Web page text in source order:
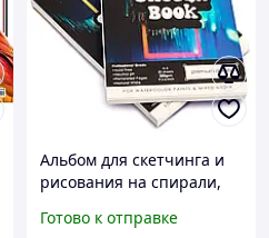
Альбом для скетчинга и
рисования на спирали,
листов (54875487)
Готово к отправке